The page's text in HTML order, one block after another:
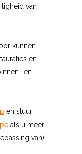
van
kunnen
en
en
en stuur
als u meer
van)